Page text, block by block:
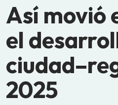
Así movió
el
2025